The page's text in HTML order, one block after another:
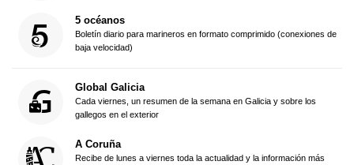
5 océanos
Boletín diario para marineros en formato comprimido (conexiones de
baja velocidad)
Global Galicia
Cada viernes, un resumen de la semana en Galicia y sobre los
gallegos en el exterior
A Coruña
Recibe de lunes a viernes toda la actualidad y la información más